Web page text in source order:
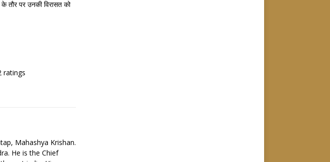
तौर पर उनकी विरासत को
ratings
Mahashya Krishan.
He is the Chief